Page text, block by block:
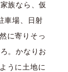
族なら、仮
車場、日射
に寄りそっ
。かなりお
うに土地に